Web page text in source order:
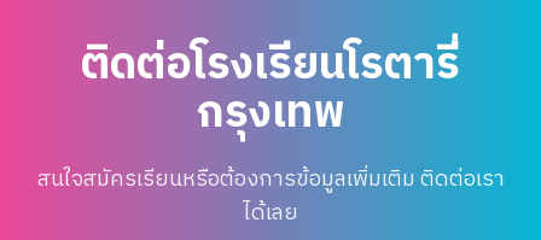
ติดต่อโรงเรียนโรตารี่
กรุงเทพ
สนใจสมัครเรียนหรือต้องการข้อมูลเพิ่มเติม ติดต่อเรา
ได้เลย